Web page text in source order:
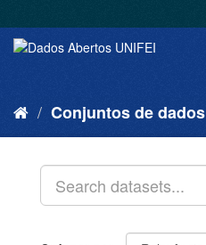
Conjuntos de dados